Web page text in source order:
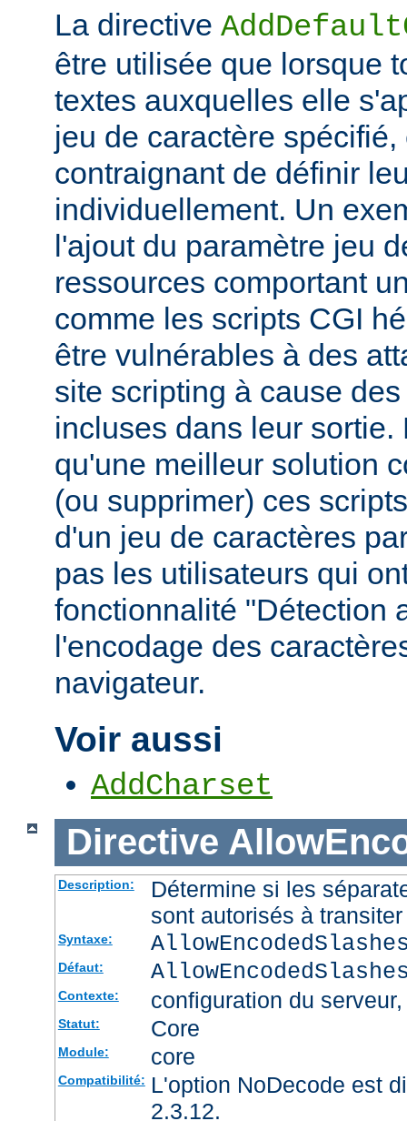
La directive
être utilisée que lorsque
textes auxquelles elle
jeu de caractère
contraignant de définir
individuellement. Un
l'ajout du paramètre jeu
ressources comportant
comme les scripts CGI
être vulnérables à des
site scripting à cause
incluses dans leur sortie.
qu'une meilleur solution
(ou supprimer) ces
d'un jeu de caractères
pas les utilisateurs qui
fonctionnalité "Détection
l'encodage des
navigateur.
Voir aussi
AddCharset
Directive
Description:
Détermine si les
sont autorisés à
Syntaxe:
Défaut:
Contexte: configuration du
Statut: Core
Module: core
Compatibilité: L'option NoDecode est
2.3.12.